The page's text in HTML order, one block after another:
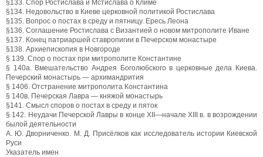
§133. Спор Ростислава и Мстислава о Климе
§134. Недовольство в Киеве церковной политикой Ростислава
§135. Вопрос о постах в среду и пятницу. Ересь Леона
§136. Соглашение Ростислава с Византией о новом митрополите Иване
§137. Конец патриаршей ставропигии в Печерском монастыре
§138. Архиепископия в Новгороде
§ 139. Спор о постах при митрополите Константине
§ 140а. Вмешательство Андрея Боголюбского в церковные дела Киева.
Печерский монастырь — архимандрития
§ 1406. Отстранение митрополита Константина
§ 140в. Печерская Лавра — княжой монастырь
§141. Смысл споров о постах в среду и пяток
§ 142. Неудачи Печерской Лавры в конце XII—начале XIII в. в возрождении
былой деятельности
А. Ю. Дворниченко. М. Д. Присёлков как исследователь истории Киевской
Руси
Указатель имен